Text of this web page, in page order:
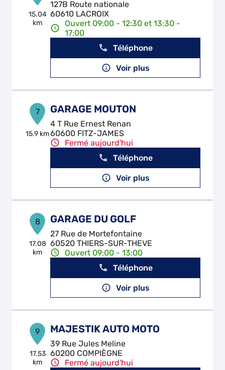
15.04
km
127B Route nationale
60610 LACROIX
Ouvert 09:00 - 12:30 et 13:30 -
17:00
Téléphone
Voir plus
7
15.9 km
GARAGE MOUTON
4 T Rue Ernest Renan
60600 FITZ-JAMES
Fermé aujourd'hui
Téléphone
Voir plus
8
17.08
km
GARAGE DU GOLF
27 Rue de Mortefontaine
60520 THIERS-SUR-THEVE
Ouvert 09:00 - 13:00
Téléphone
Voir plus
9
17.53
km
MAJESTIK AUTO MOTO
39 Rue Jules Meline
60200 COMPIÈGNE
Fermé aujourd'hui